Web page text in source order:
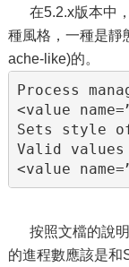
在5.2.x版本中，
種風格，一種是靜
ache-like)的。
Process
<value
Sets style
Valid
<value
按照文檔的說明
的進程數應該是和